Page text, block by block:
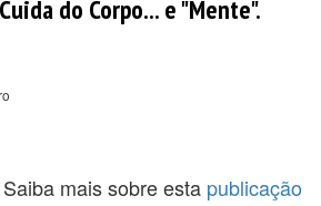
do Corpo... e "Mente".
Saiba mais sobre esta publicação